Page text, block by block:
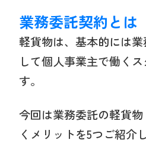
業務委託契約とは
軽貨物は、基本的には
して個人事業主で働く
す。
今回は業務委託の軽貨
くメリットを5つご紹介